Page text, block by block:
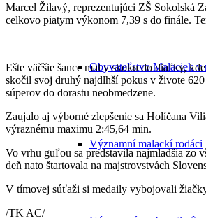
Obyvateľstvo Malaciek v
Významní malackí rodáci
Marcel Žilavý, reprezentujúci ZŠ Sokolská
celkovo piatym výkonom 7,39 s do finále.
Ešte väčšie šance mal v skoku do diaľky,
skočil svoj druhý najdlhší pokus v živote
súperov do dorastu neobmedzene.
Zaujalo aj výborné zlepšenie sa Holíčana
výraznému maximu 2:45,64 min.
Vo vrhu guľou sa predstavila najmladšia zo
deň nato štartovala na majstrovstvách
V tímovej súťaži si medaily vybojovali
/TK AC/